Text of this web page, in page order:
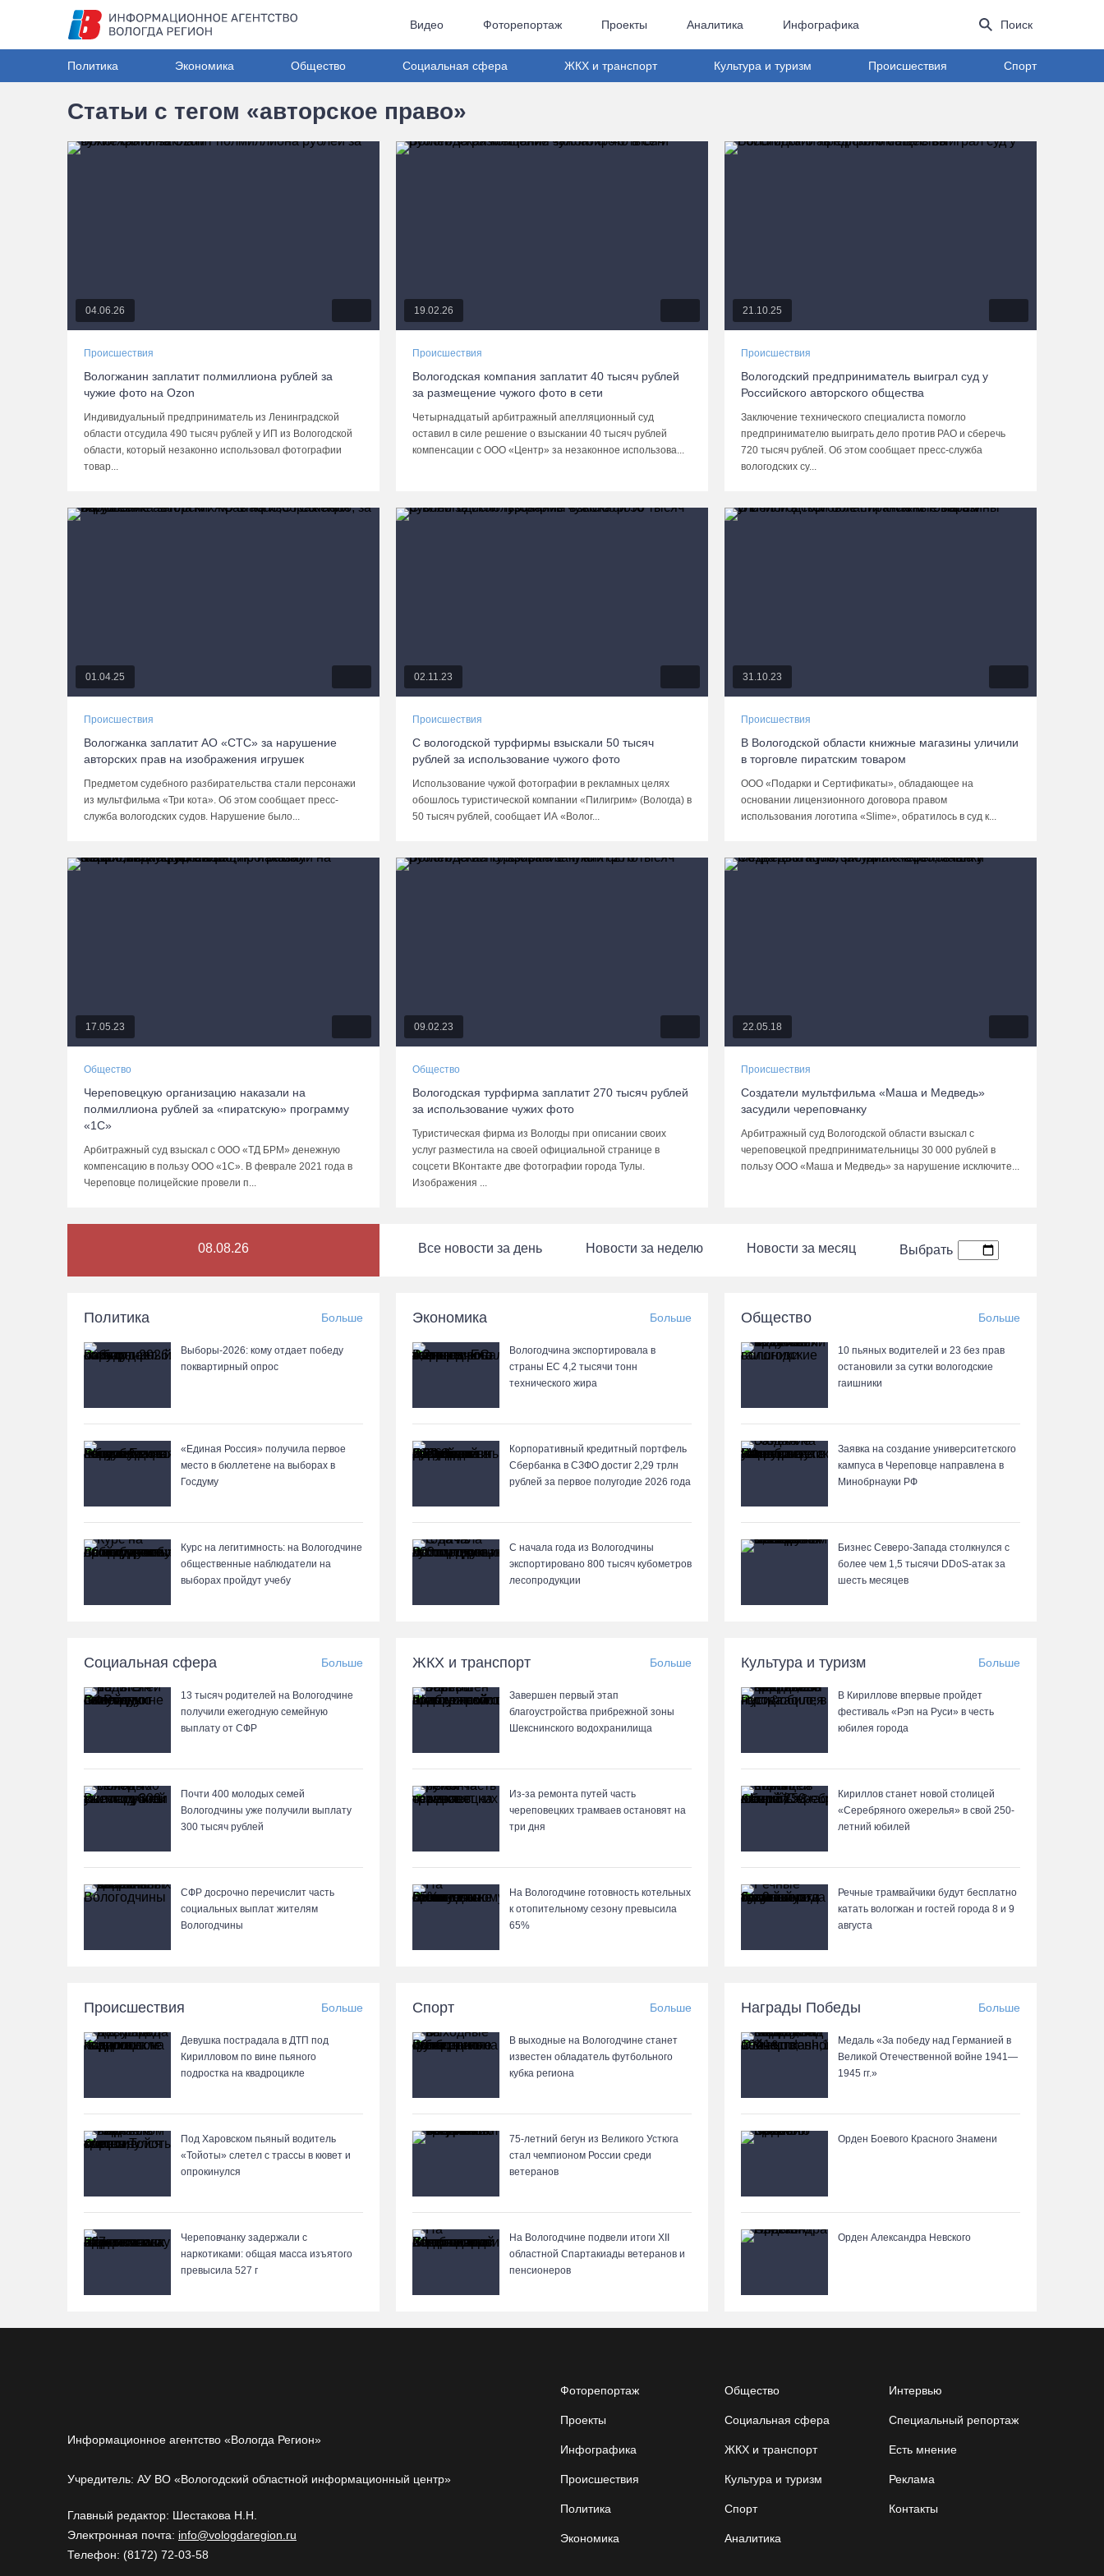
Видео Фоторепортаж Проекты Аналитика Инфографика Поиск
Политика Экономика Общество Социальная сфера ЖКХ и транспорт Культура и туризм Происшествия Спорт
Статьи с тегом «авторское право»
04.06.26
Происшествия
Вологжанин заплатит полмиллиона рублей за
чужие фото на Ozon
Индивидуальный предприниматель из Ленинградской
области отсудила 490 тысяч рублей у ИП из Вологодской
области, который незаконно использовал фотографии
товар...
19.02.26
Происшествия
Вологодская компания заплатит 40 тысяч рублей
за размещение чужого фото в сети
Четырнадцатый арбитражный апелляционный суд
оставил в силе решение о взыскании 40 тысяч рублей
компенсации с ООО «Центр» за незаконное использова...
21.10.25
Происшествия
Вологодский предприниматель выиграл суд у
Российского авторского общества
Заключение технического специалиста помогло
предпринимателю выиграть дело против РАО и сберечь
720 тысяч рублей. Об этом сообщает пресс-служба
вологодских су...
01.04.25
Происшествия
Вологжанка заплатит АО «СТС» за нарушение
авторских прав на изображения игрушек
Предметом судебного разбирательства стали персонажи
из мультфильма «Три кота». Об этом сообщает пресс-
служба вологодских судов. Нарушение было...
02.11.23
Происшествия
С вологодской турфирмы взыскали 50 тысяч
рублей за использование чужого фото
Использование чужой фотографии в рекламных целях
обошлось туристической компании «Пилигрим» (Вологда) в
50 тысяч рублей, сообщает ИА «Волог...
31.10.23
Происшествия
В Вологодской области книжные магазины уличили
в торговле пиратским товаром
ООО «Подарки и Сертификаты», обладающее на
основании лицензионного договора правом
использования логотипа «Slime», обратилось в суд к...
17.05.23
Общество
Череповецкую организацию наказали на
полмиллиона рублей за «пиратскую» программу
«1С»
Арбитражный суд взыскал с ООО «ТД БРМ» денежную
компенсацию в пользу ООО «1С». В феврале 2021 года в
Череповце полицейские провели п...
09.02.23
Общество
Вологодская турфирма заплатит 270 тысяч рублей
за использование чужих фото
Туристическая фирма из Вологды при описании своих
услуг разместила на своей официальной странице в
соцсети ВКонтакте две фотографии города Тулы.
Изображения ...
22.05.18
Происшествия
Создатели мультфильма «Маша и Медведь»
засудили череповчанку
Арбитражный суд Вологодской области взыскал с
череповецкой предпринимательницы 30 000 рублей в
пользу ООО «Маша и Медведь» за нарушение исключите...
08.08.26 Все новости за день Новости за неделю Новости за месяц Выбрать
Политика Больше
Выборы-2026: кому отдает победу
поквартирный опрос
«Единая Россия» получила первое
место в бюллетене на выборах в
Госдуму
Курс на легитимность: на Вологодчине
общественные наблюдатели на
выборах пройдут учебу
Экономика Больше
Вологодчина экспортировала в
страны ЕС 4,2 тысячи тонн
технического жира
Корпоративный кредитный портфель
Сбербанка в СЗФО достиг 2,29 трлн
рублей за первое полугодие 2026 года
С начала года из Вологодчины
экспортировано 800 тысяч кубометров
лесопродукции
Общество Больше
10 пьяных водителей и 23 без прав
остановили за сутки вологодские
гаишники
Заявка на создание университетского
кампуса в Череповце направлена в
Минобрнауки РФ
Бизнес Северо-Запада столкнулся с
более чем 1,5 тысячи DDoS-атак за
шесть месяцев
Социальная сфера Больше
13 тысяч родителей на Вологодчине
получили ежегодную семейную
выплату от СФР
Почти 400 молодых семей
Вологодчины уже получили выплату
300 тысяч рублей
СФР досрочно перечислит часть
социальных выплат жителям
Вологодчины
ЖКХ и транспорт Больше
Завершен первый этап
благоустройства прибрежной зоны
Шекснинского водохранилища
Из-за ремонта путей часть
череповецких трамваев остановят на
три дня
На Вологодчине готовность котельных
к отопительному сезону превысила
65%
Культура и туризм Больше
В Кириллове впервые пройдет
фестиваль «Рэп на Руси» в честь
юбилея города
Кириллов станет новой столицей
«Серебряного ожерелья» в свой 250-
летний юбилей
Речные трамвайчики будут бесплатно
катать вологжан и гостей города 8 и 9
августа
Происшествия Больше
Девушка пострадала в ДТП под
Кирилловом по вине пьяного
подростка на квадроцикле
Под Харовском пьяный водитель
«Тойоты» слетел с трассы в кювет и
опрокинулся
Череповчанку задержали с
наркотиками: общая масса изъятого
превысила 527 г
Спорт Больше
В выходные на Вологодчине станет
известен обладатель футбольного
кубка региона
75-летний бегун из Великого Устюга
стал чемпионом России среди
ветеранов
На Вологодчине подвели итоги XII
областной Спартакиады ветеранов и
пенсионеров
Награды Победы Больше
Медаль «За победу над Германией в
Великой Отечественной войне 1941—
1945 гг.»
Орден Боевого Красного Знамени
Орден Александра Невского
Информационное агентство «Вологда Регион»
Учредитель: АУ ВО «Вологодский областной информационный центр»
Главный редактор: Шестакова Н.Н.
Электронная почта: info@vologdaregion.ru
Телефон: (8172) 72-03-58
Фоторепортаж
Проекты
Инфографика
Происшествия
Политика
Экономика
Общество
Социальная сфера
ЖКХ и транспорт
Культура и туризм
Спорт
Аналитика
Интервью
Специальный репортаж
Есть мнение
Реклама
Контакты